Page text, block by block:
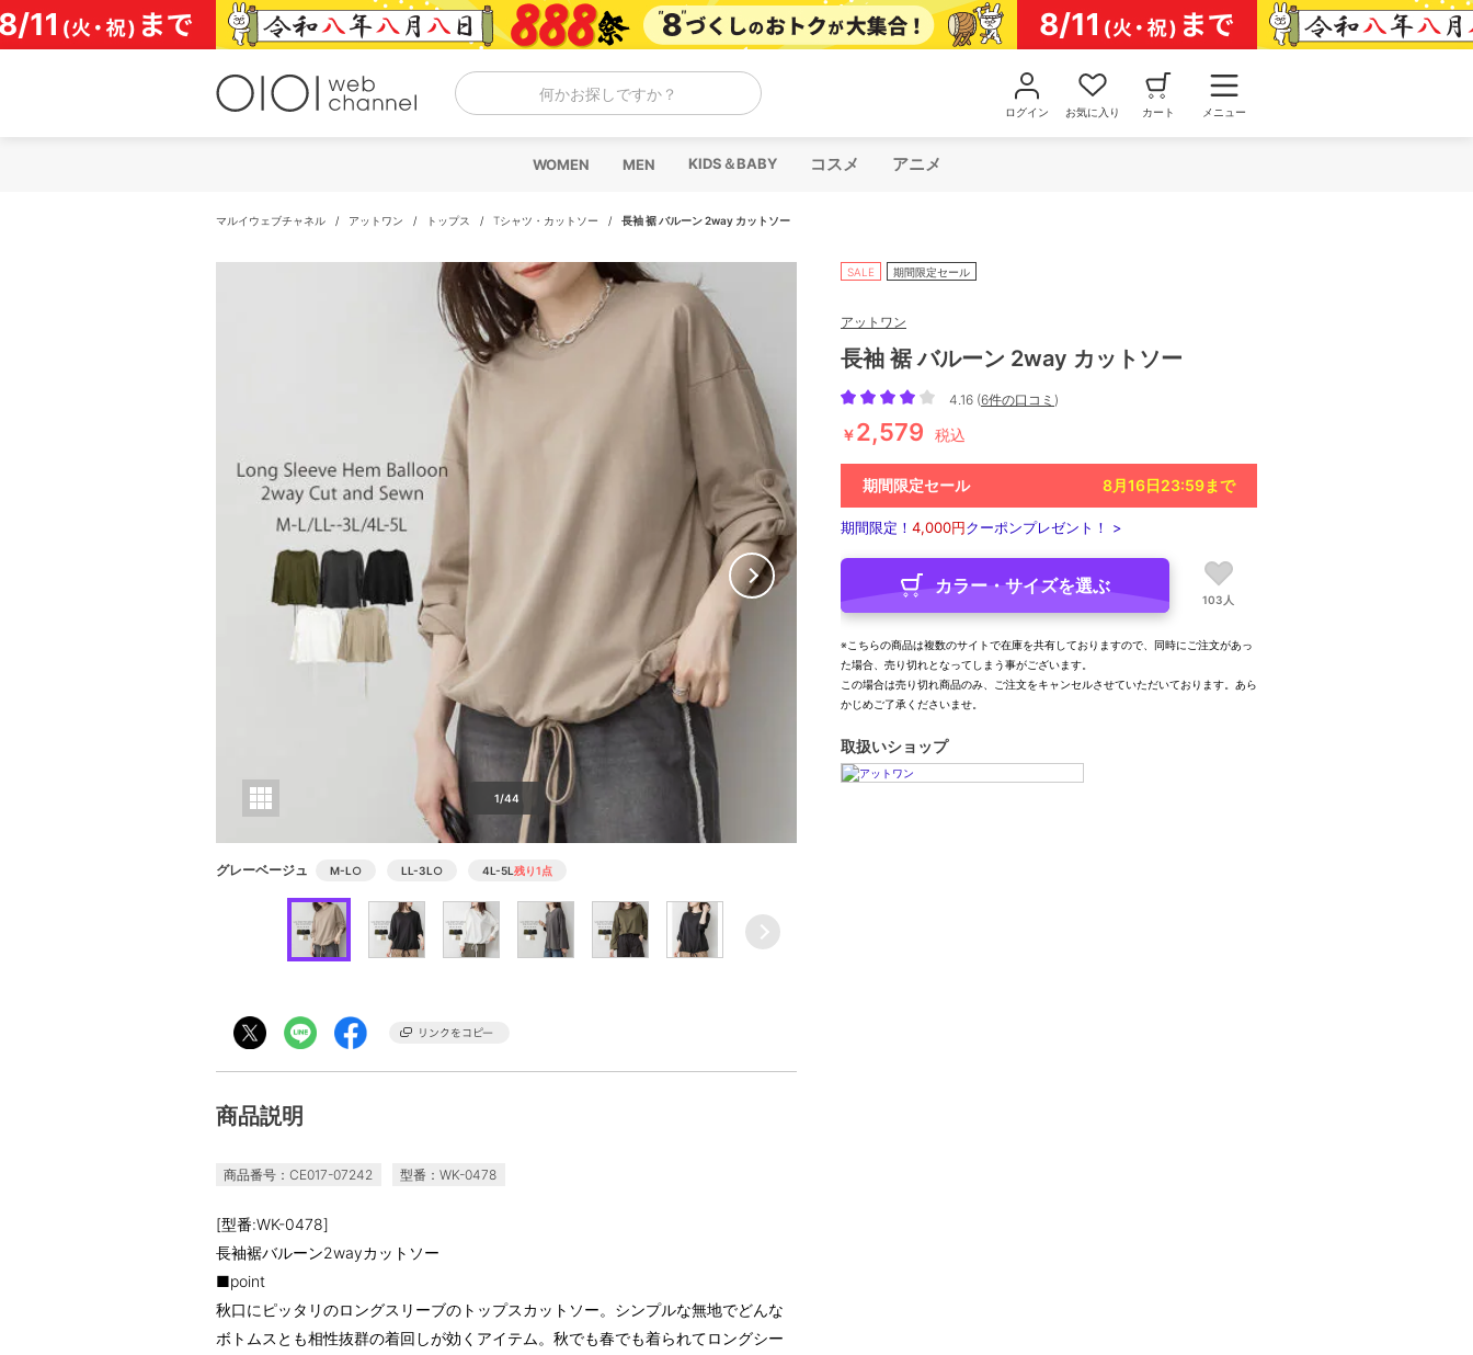
コ
ン
テ
何かお探しですか？
ログイン お気に入り カート メニュー
WOMEN MEN KIDS＆BABY コスメ アニメ
マルイウェブチャネル / アットワン / トップス / Tシャツ・カットソー / 長袖 裾 バルーン 2way カットソー
1/44
グレーベージュ M-L ○ LL-3L ○ 4L-5L 残り1点
商品説明
商品番号：CE017-07242 型番：WK-0478
[型番:WK-0478]
長袖裾バルーン2wayカットソー
■point
秋口にピッタリのロングスリーブのトップスカットソー。シンプルな無地でどんな
ボトムスとも相性抜群の着回しが効くアイテム。秋でも春でも着られてロングシー
SALE 期間限定セール
アットワン
長袖 裾 バルーン 2way カットソー
4.16 (6件の口コミ )
￥2,579 税込
期間限定セール 8月16日23:59まで
期間限定！ 4,000円クーポンプレゼント！ >
カラー・サイズを選ぶ
103人
※こちらの商品は複数のサイトで在庫を共有しておりますので、同時にご注文があっ
た場合、売り切れとなってしまう事がございます。
この場合は売り切れ商品のみ、ご注文をキャンセルさせていただいております。あら
かじめご了承くださいませ。
取扱いショップ